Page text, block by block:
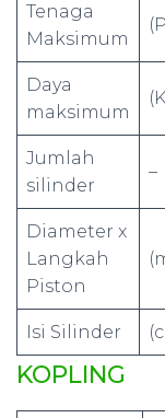
Tenaga
Maksimum
Daya
maksimum
Jumlah
silinder
–
Diameter x
Langkah
Piston
Isi Silinder
KOPLING